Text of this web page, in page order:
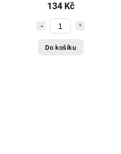
134 Kč
Do košíku